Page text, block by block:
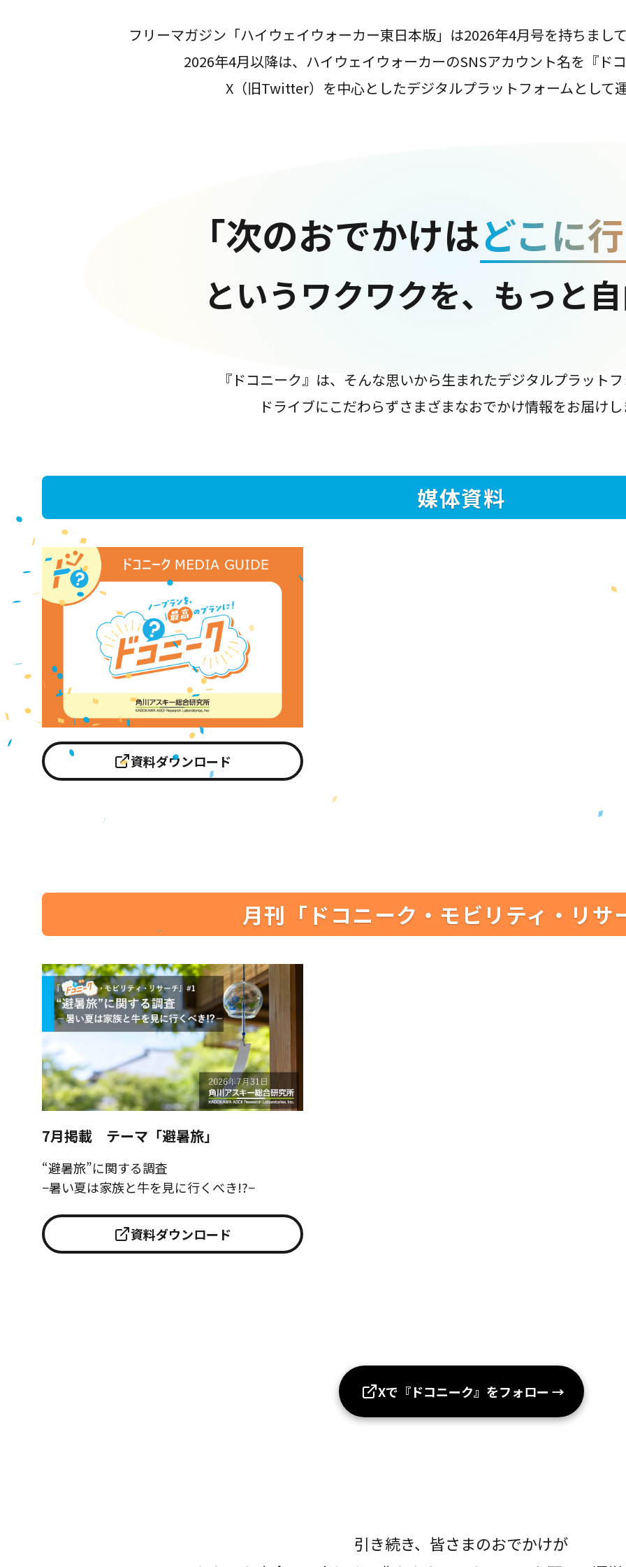
フリーマガジン「ハイウェイウォーカー東日本版」は2026年4月号を持ちまし
2026年4月以降は、ハイウェイウォーカーのSNSアカウント名を『ド
X（旧Twitter）を中心としたデジタルプラットフォームとして
「次のおでかけはどこに
というワクワクを、もっと
『ドコニーク』は、そんな思いから生まれたデジタルプラット
ドライブにこだわらずさまざまなおでかけ情報をお届け
媒体資料
資料ダウンロード
月刊「ドコニーク・モビリティ・リサ
7月掲載 テーマ「避暑旅」
“避暑旅”に関する調査
−暑い夏は家族と牛を見に行くべき!?−
資料ダウンロード
Xで『ドコニーク』をフォロー →
引き続き、皆さまのおでかけが